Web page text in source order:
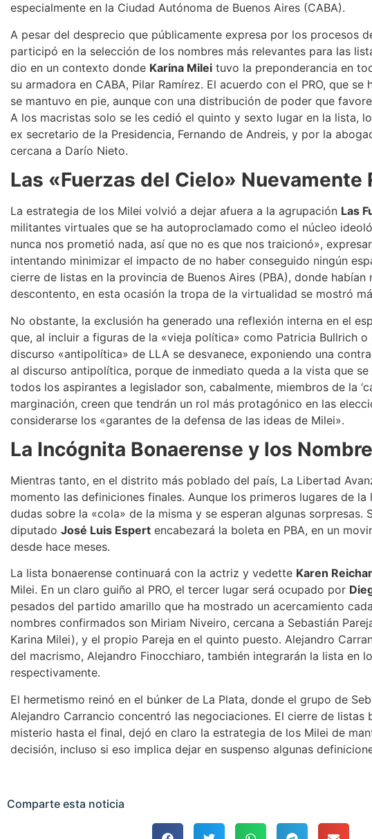
especialmente en la Ciudad Autónoma de Buenos Aires (CABA).
A pesar del desprecio que públicamente expresa por los procesos
participó en la selección de los nombres más relevantes para las
dio en un contexto donde Karina Milei tuvo la preponderancia en
su armadora en CABA, Pilar Ramírez. El acuerdo con el PRO, que
se mantuvo en pie, aunque con una distribución de poder que
A los macristas solo se les cedió el quinto y sexto lugar en la lista,
ex secretario de la Presidencia, Fernando de Andreis, y por la
cercana a Darío Nieto.
Las «Fuerzas del Cielo» Nuevamente
La estrategia de los Milei volvió a dejar afuera a la agrupación Las
militantes virtuales que se ha autoproclamado como el núcleo
nunca nos prometió nada, así que no es que nos traicionó»,
intentando minimizar el impacto de no haber conseguido ningún
cierre de listas en la provincia de Buenos Aires (PBA), donde
descontento, en esta ocasión la tropa de la virtualidad se mostró
No obstante, la exclusión ha generado una reflexión interna en el
que, al incluir a figuras de la «vieja política» como Patricia Bullrich
discurso «antipolítica» de LLA se desvanece, exponiendo una
al discurso antipolítica, porque de inmediato queda a la vista que
todos los aspirantes a legislador son, cabalmente, miembros de la
marginación, creen que tendrán un rol más protagónico en las
considerarse los «garantes de la defensa de las ideas de Milei».
La Incógnita Bonaerense y los
Mientras tanto, en el distrito más poblado del país, La Libertad
momento las definiciones finales. Aunque los primeros lugares de
dudas sobre la «cola» de la misma y se esperan algunas sorpresas.
diputado José Luis Espert encabezará la boleta en PBA, en un
desde hace meses.
La lista bonaerense continuará con la actriz y vedette Karen
Milei. En un claro guiño al PRO, el tercer lugar será ocupado por
pesados del partido amarillo que ha mostrado un acercamiento
nombres confirmados son Miriam Niveiro, cercana a Sebastián
Karina Milei), y el propio Pareja en el quinto puesto. Alejandro
del macrismo, Alejandro Finocchiaro, también integrarán la lista en
respectivamente.
El hermetismo reinó en el búnker de La Plata, donde el grupo de
Alejandro Carrancio concentró las negociaciones. El cierre de listas
misterio hasta el final, dejó en claro la estrategia de los Milei de
decisión, incluso si eso implica dejar en suspenso algunas
Comparte esta noticia